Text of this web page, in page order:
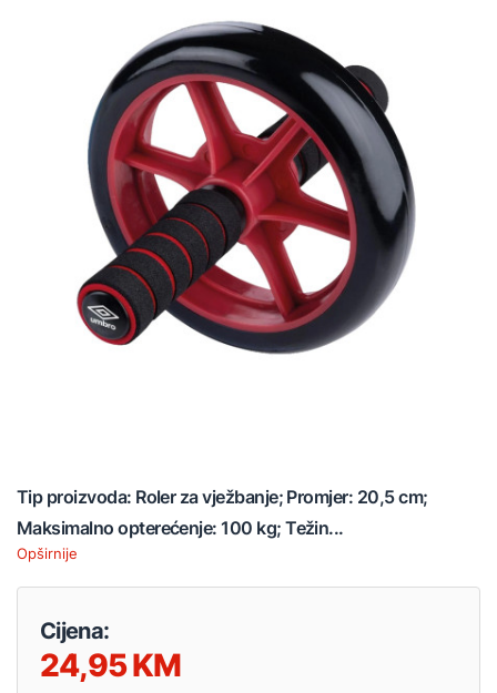
Tip proizvoda: Roler za vježbanje; Promjer: 20,5 cm;
Maksimalno opterećenje: 100 kg; Težin...
Opširnije
Cijena:
24,95